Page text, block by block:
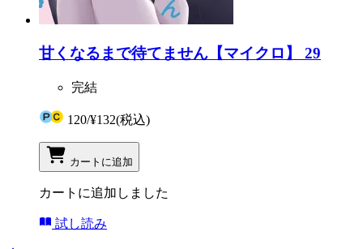
甘くなるまで待てません【マイクロ】 29
完結
120/¥132(税込)
カートに追加
カートに追加しました
試し読み